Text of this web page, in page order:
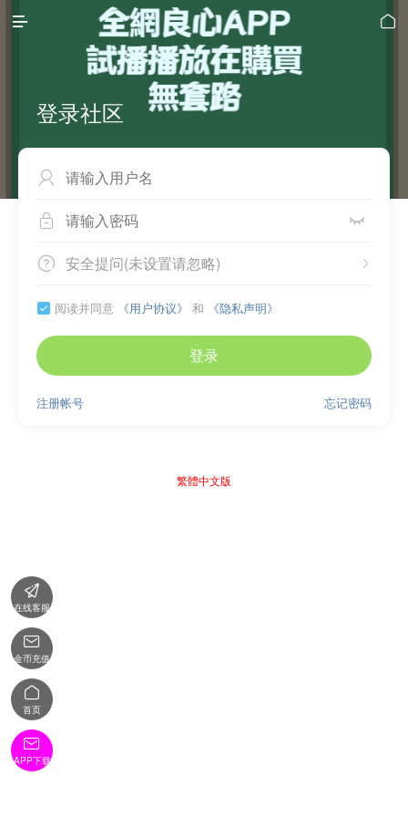
 
登录社区

 
 
安全提问(未设置请忽略)
 阅读并同意 《用户协议》 和 《隐私声明》
登录
忘记密码
注册帐号
繁體中文版

在线客服

金币充值

首页

APP下载